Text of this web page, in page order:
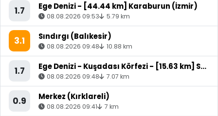
1.7 Ege Denizi - [44.44 km] Karaburun (İzmir)
08.08.2026 09:53 5.79 km
3.1 Sındırgı (Balıkesir)
08.08.2026 09:48 10.88 km
1.7 Ege Denizi - Kuşadası Körfezi - [15.63 km] Söke (Aydın)
08.08.2026 09:48 7.07 km
0.9 Merkez (Kırklareli)
08.08.2026 09:41 7 km